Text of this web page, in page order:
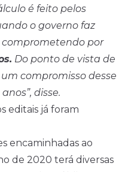
é feito pelos
o governo faz
comprometendo por
Do ponto de vista de
compromisso desse
disse.
editais já foram
encaminhadas ao
de 2020 terá diversas